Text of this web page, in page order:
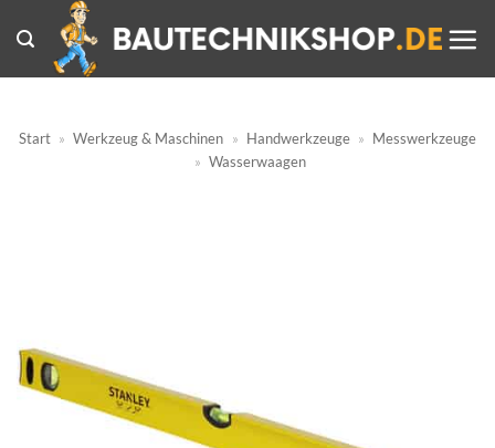
Inhalt
springen
Start » Werkzeug & Maschinen » Handwerkzeuge » Messwerkzeuge
» Wasserwaagen